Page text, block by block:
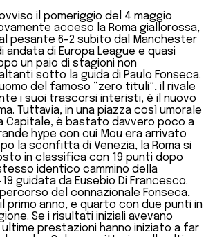
il pomeriggio del 4 maggio
acceso la Roma giallorossa,
pesante 6-2 subito dal Manchester
andata di Europa League e quasi
un paio di stagioni non
sotto la guida di Paulo Fonseca.
del famoso “zero tituli”, il rivale
i suoi trascorsi interisti, è il nuovo
Tuttavia, in una piazza così umorale
Capitale, è bastato davvero poco a
hype con cui Mou era arrivato
la sconfitta di Venezia, la Roma si
in classifica con 19 punti dopo
identico cammino della
guidata da Eusebio Di Francesco.
del connazionale Fonseca,
primo anno, e quarto con due punti in
Se i risultati iniziali avevano
prestazioni hanno iniziato a far